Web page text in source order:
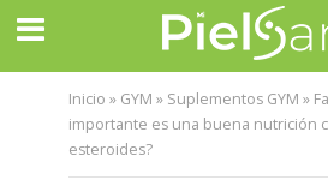
Inicio » GYM » Suplementos GYM »
importante es una buena nutrición
esteroides?